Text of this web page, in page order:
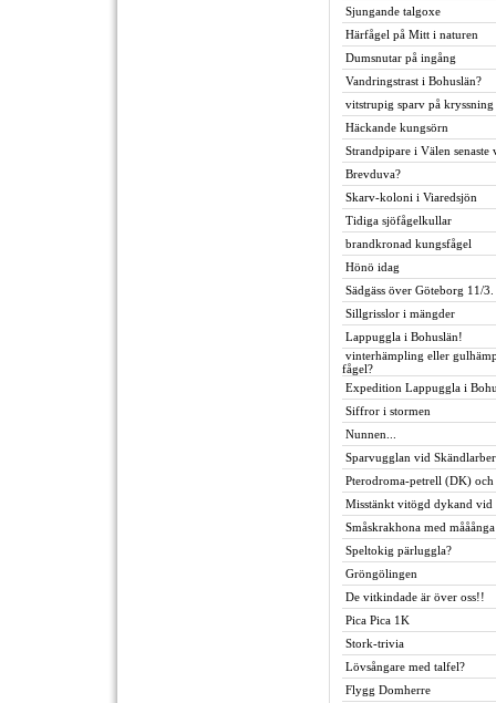
Sjungande talgoxe
Härfågel på Mitt i naturen
Dumsnutar på ingång
Vandringstrast i Bohuslän?
vitstrupig sparv på kryssning
Häckande kungsörn
Strandpipare i Välen senaste
Brevduva?
Skarv-koloni i Viaredsjön
Tidiga sjöfågelkullar
brandkronad kungsfågel
Hönö idag
Sädgäss över Göteborg 11/3.
Sillgrisslor i mängder
Lappuggla i Bohuslän!
vinterhämpling eller
fågel?
Expedition Lappuggla i
Siffror i stormen
Nunnen...
Sparvugglan vid
Pterodroma-petrell (DK)
Misstänkt vitögd dykand vid
Småskrakhona med
Speltokig pärluggla?
Gröngölingen
De vitkindade är över oss!!
Pica Pica 1K
Stork-trivia
Lövsångare med talfel?
Flygg Domherre